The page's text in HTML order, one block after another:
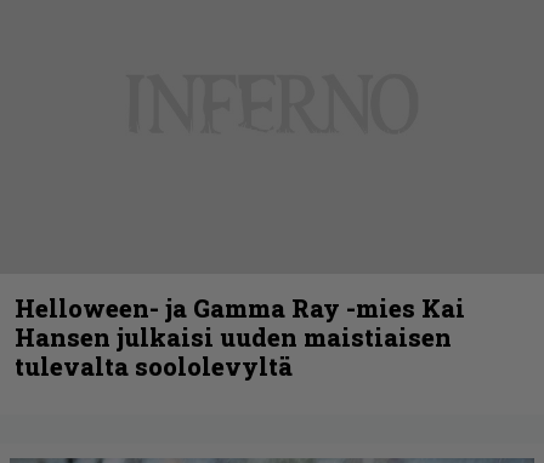
Helloween- ja Gamma Ray -mies Kai
Hansen julkaisi uuden maistiaisen
tulevalta soololevyltä